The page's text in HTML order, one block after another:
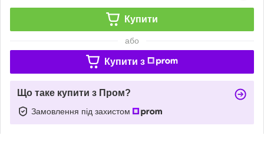
Купити
або
Купити з
Що таке купити з Пром?
Замовлення під захистом